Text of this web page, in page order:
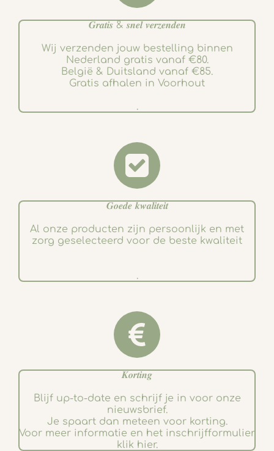
𝑮𝒓𝒂𝒕𝒊𝒔 & 𝒔𝒏𝒆𝒍 𝒗𝒆𝒓𝒛𝒆𝒏𝒅𝒆𝒏
Wij verzenden jouw bestelling binnen
Nederland gratis vanaf €80.
België & Duitsland vanaf €85.
Gratis afhalen in Voorhout
.
𝑮𝒐𝒆𝒅𝒆 𝒌𝒘𝒂𝒍𝒊𝒕𝒆𝒊𝒕
Al onze producten zijn persoonlijk en met
zorg geselecteerd voor de beste kwaliteit
.
𝑲𝒐𝒓𝒕𝒊𝒏𝒈
Blijf up-to-date en schrijf je in voor onze
nieuwsbrief.
Je spaart dan meteen voor korting.
Voor meer informatie en het inschrijfformulier
klik hier.